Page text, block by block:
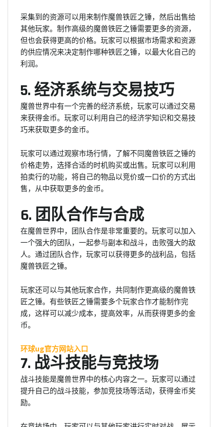
采集到的资源可以用来制作魔兽铁匠之锤，然后出售给
其他玩家。制作高级的魔兽铁匠之锤需要更多的资源，
但也会获得更高的价格。玩家可以根据市场需求和资源
的供应情况来决定制作哪种铁匠之锤，以最大化自己的
利润。
5. 经济系统与交易技巧
魔兽世界中有一个完善的经济系统，玩家可以通过交易
来获得金币。玩家可以利用自己的经济学知识和交易技
巧来获取更多的金币。
玩家可以通过观察市场行情，了解不同魔兽铁匠之锤的
价格走势，选择合适的时机购买或出售。玩家可以利用
拍卖行的功能，将自己的物品以竞价或一口价的方式出
售，从中获取更多的金币。
6. 团队合作与合成
在魔兽世界中，团队合作是非常重要的。玩家可以加入
一个强大的团队，一起参与副本和战斗，击败强大的敌
人。通过团队合作，玩家可以获得更多的战利品，包括
魔兽铁匠之锤。
玩家还可以与其他玩家合作，共同制作更高级的魔兽铁
匠之锤。有些铁匠之锤需要多个玩家合作才能制作完
成，这样可以减少成本，提高效率，从而获得更多的金
币。
环球ug官方网站入口
7. 战斗技能与竞技场
战斗技能是魔兽世界中的核心内容之一。玩家可以通过
提升自己的战斗技能，参加竞技场等活动，获得金币奖
励。